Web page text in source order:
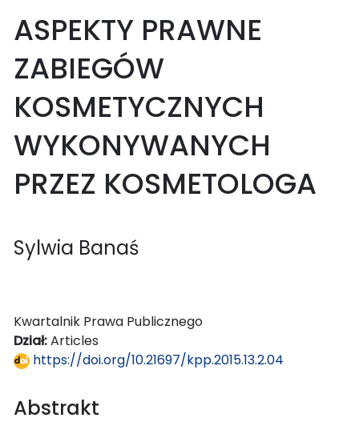
ASPEKTY PRAWNE
ZABIEGÓW
KOSMETYCZNYCH
WYKONYWANYCH
PRZEZ KOSMETOLOGA
Sylwia Banaś
Kwartalnik Prawa Publicznego
Dział:Articles
https://doi.org/10.21697/kpp.2015.13.2.04
Abstrakt